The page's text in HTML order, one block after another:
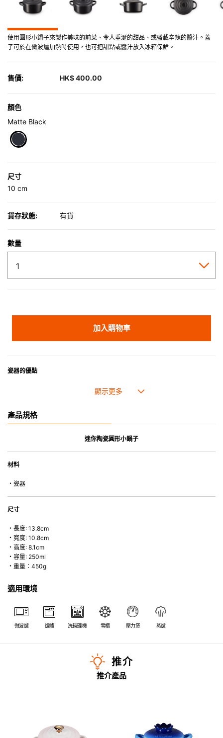
使用圓形小鍋子來製作美味的前菜、令人垂涎的甜品、或盛載辛辣的醬汁。蓋
子可於在微波爐加熱時使用，也可把甜點或醬汁放入冰箱保鮮。
售價: HK$ 400.00
顏色
Matte Black
尺寸
10 cm
貨存狀態: 有貨
數量
加入購物車
瓷器的優點
• 耐熱性極佳，適用於微波爐，也可放入焗爐，耐熱程度高達260℃。
• 可用於洗碗機。
• 合乎食用安全的塗層表面，幾乎不黏，食物容易脫落，清洗方便。
*不可直接用於熱源上
產品規格
迷你陶瓷圓形小鍋子
材料
・瓷器
尺寸
・長度: 13.8cm
・寬度: 10.8cm
・高度: 8.1cm
・容量: 250ml
・重量：450g
適用環境
微波爐 焗爐 洗碗碟機 雪櫃 壓力煲 蒸爐
推介
推介產品